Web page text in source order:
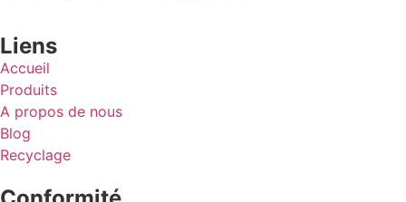
Liens
Accueil
Produits
A propos de nous
Blog
Recyclage